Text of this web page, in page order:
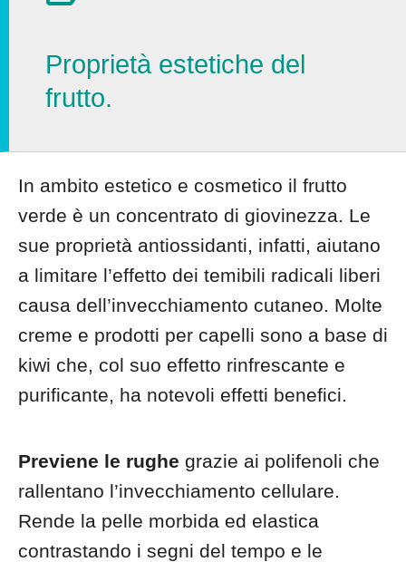
Proprietà estetiche del
frutto.
In ambito estetico e cosmetico il frutto
verde è un concentrato di giovinezza. Le
sue proprietà antiossidanti, infatti, aiutano
a limitare l’effetto dei temibili radicali liberi
causa dell’invecchiamento cutaneo. Molte
creme e prodotti per capelli sono a base di
kiwi che, col suo effetto rinfrescante e
purificante, ha notevoli effetti benefici.
Previene le rughe grazie ai polifenoli che
rallentano l’invecchiamento cellulare.
Rende la pelle morbida ed elastica
contrastando i segni del tempo e le